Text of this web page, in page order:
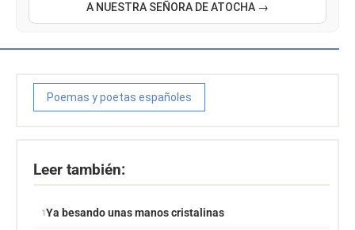
A NUESTRA SEÑORA DE ATOCHA →
Poemas y poetas españoles
Leer también:
Ya besando unas manos cristalinas